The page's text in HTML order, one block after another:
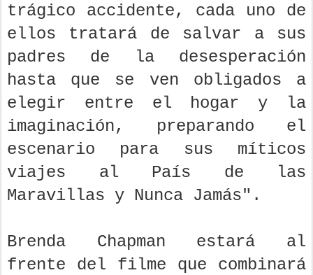
trágico accidente, cada uno de
ellos tratará de salvar a sus
padres de la desesperación
hasta que se ven obligados a
elegir entre el hogar y la
imaginación, preparando el
escenario para sus míticos
viajes al País de las
Maravillas y Nunca Jamás".
Brenda Chapman estará al
frente del filme que combinará